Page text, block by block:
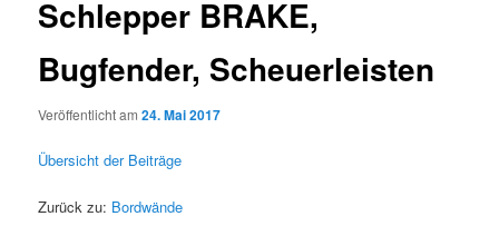
Schlepper BRAKE,
Bugfender, Scheuerleisten
Veröffentlicht am24. Mai 2017
Übersicht der Beiträge
Zurück zu: Bordwände